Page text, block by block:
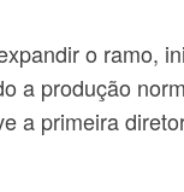
o ramo,
a produção
a primeira